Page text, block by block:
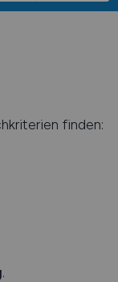
finden:
.